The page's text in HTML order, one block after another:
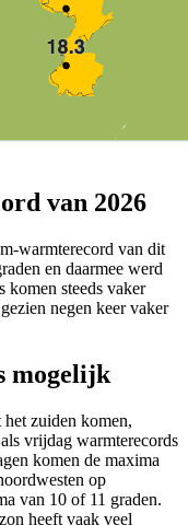
van 2026
warmterecord van dit
en daarmee werd
komen steeds vaker
negen keer vaker
mogelijk
zuiden komen,
vrijdag warmterecords
komen de maxima
op
van 10 of 11 graden.
heeft vaak veel